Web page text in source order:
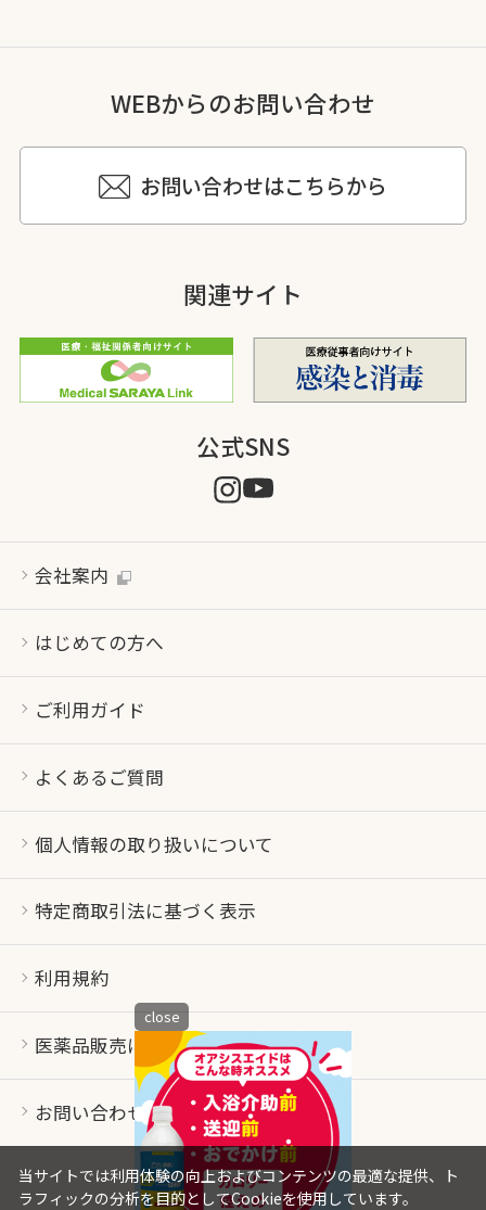
WEBからのお問い合わせ
お問い合わせはこちらから
関連サイト
公式SNS
会社案内
はじめての方へ
ご利用ガイド
よくあるご質問
個人情報の取り扱いについて
特定商取引法に基づく表示
利用規約
医薬品販売について
お問い合わせ
当サイトでは利用体験の向上およびコンテンツの最適な提供、ト
ラフィックの分析を目的としてCookieを使用しています。
close